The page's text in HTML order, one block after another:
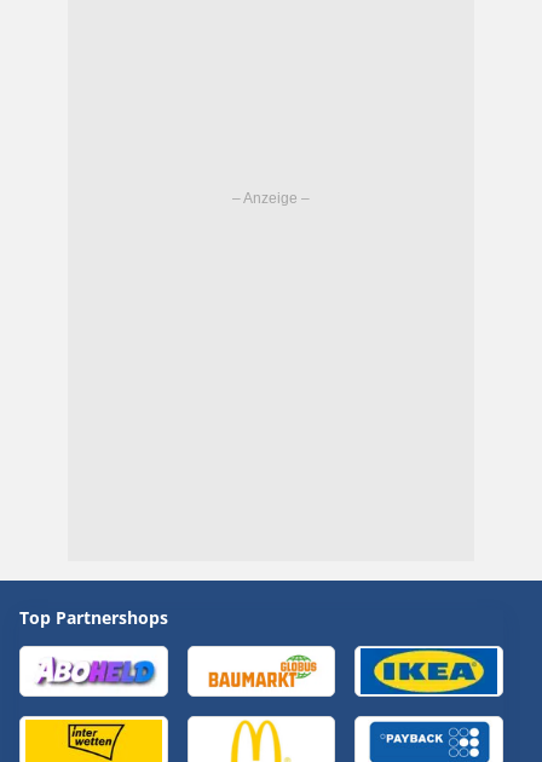
Top Partnershops